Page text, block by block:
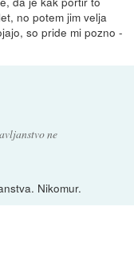
no potem jim velja
so pride mi pozno -
ne
Nikomur.